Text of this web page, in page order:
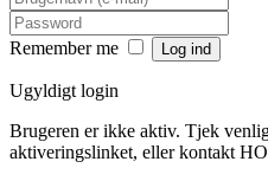
Remember me
Ugyldigt login
Brugeren er ikke aktiv. Tjek
aktiveringslinket, eller kontakt